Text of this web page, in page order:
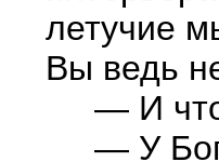
летучие
Вы ведь
— И что,
— У Бога